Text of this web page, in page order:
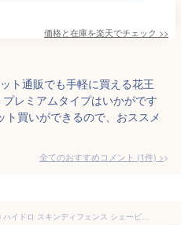
価格と在庫を楽天でチェック >>
ト通販でも手軽に買える花王
レミアムタイプはいかがです
買いができるので、おススメ
全てのおすすめコメント (1件) >
シック・ジャパン Schick(シック) ハイドロ スキンディフェンス シェービングジェルフォーム (199g) 2本セット ＜シェービングフォーム 敏感肌用＞